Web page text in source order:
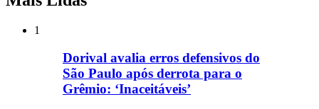
1
Dorival avalia erros defensivos do
São Paulo após derrota para o
Grêmio: ‘Inaceitáveis’